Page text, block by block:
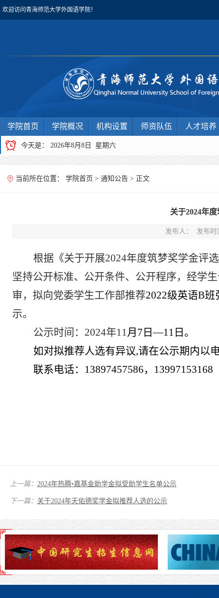
欢迎访问青海师范大学外国语学院！
学院首页 学院概况 机构设置 师资队伍 人才培养
今天是： 2026年8月8日 星期六
当前所在位置： 学院首页 > 通知公告 > 正文
关于2024年
发布人： 发布时
根据《关于开展2024年度筑梦奖学金评
坚持公开标准、 公开条件、公开程序，经学生
审， 拟向党委学生工作部推荐2022级英语B班
示。
公示时间： 2024年11月 7 日—11 日。
如对拟推荐人选有异议,请在公示期内以
联系电话： 13897457586， 13997153168
上一篇： 2024年热腾•嘉基金助学金拟受助学生名单公示
下一篇： 关于2024年天佑德奖学金拟推荐人选的公示